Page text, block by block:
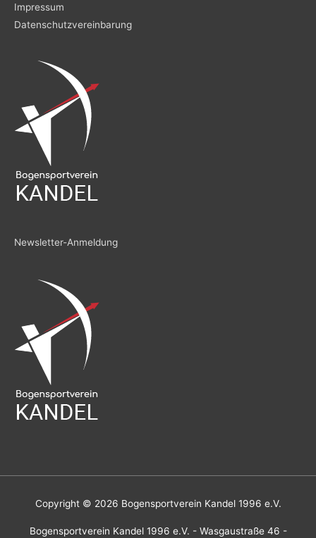
Impressum
Datenschutzvereinbarung
Newsletter-Anmeldung
Copyright © 2026 Bogensportverein Kandel 1996 e.V.
Bogensportverein Kandel 1996 e.V. - Wasgaustraße 46 -